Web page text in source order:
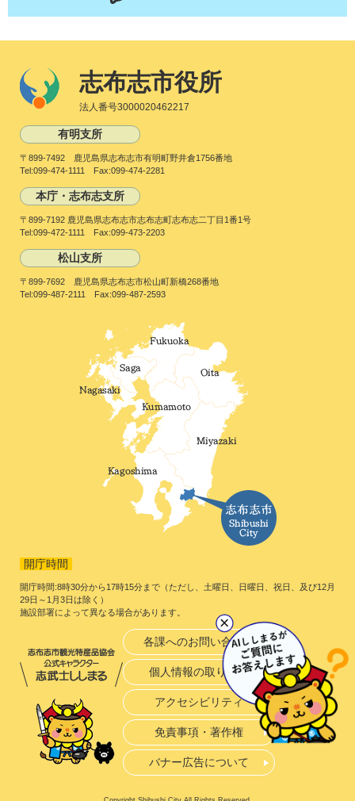
志布志市役所
法人番号3000020462217
有明支所
〒899-7492 鹿児島県志布志市有明町野井倉1756番地
Tel:099-474-1111 Fax:099-474-2281
本庁・志布志支所
〒899-7192 鹿児島県志布志市志布志町志布志二丁目1番1号
Tel:099-472-1111 Fax:099-473-2203
松山支所
〒899-7692 鹿児島県志布志市松山町新橋268番地
Tel:099-487-2111 Fax:099-487-2593
開庁時間
開庁時間:8時30分から17時15分まで（ただし、土曜日、日曜日、祝日、及び12月
29日～1月3日は除く）
施設部署によって異なる場合があります。
各課へのお問い合わせ
個人情報の取り扱い
アクセシビリティ
免責事項・著作権
バナー広告について